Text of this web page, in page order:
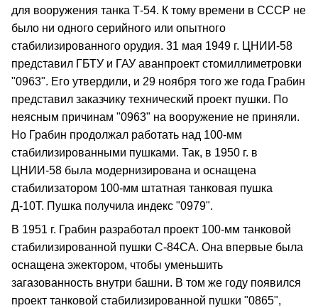
для вооружения танка Т-54. К тому времени в СССР не
было ни одного серийного или опытного
стабилизированного орудия. 31 мая 1949 г. ЦНИИ-58
представил ГБТУ и ГАУ аванпроект стомиллиметровки
"0963". Его утвердили, и 29 ноября того же года Грабин
представил заказчику технический проект пушки. По
неясным причинам "0963" на вооружение не приняли.
Но Грабин продолжал работать над 100-мм
стабилизированными пушками. Так, в 1950 г. в
ЦНИИ-58 была модернизирована и оснащена
стабилизатором 100-мм штатная танковая пушка
Д-10Т. Пушка получила индекс "0979".
В 1951 г. Грабин разработал проект 100-мм танковой
стабилизированной пушки С-84СА. Она впервые была
оснащена эжектором, чтобы уменьшить
загазованность внутри башни. В том же году появился
проект танковой стабилизированной пушки "0865",